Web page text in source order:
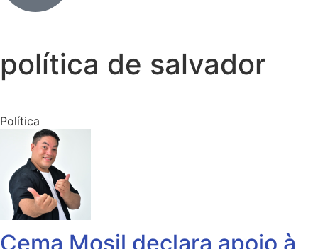
política de salvador
Política
Cema Mosil declara apoio à